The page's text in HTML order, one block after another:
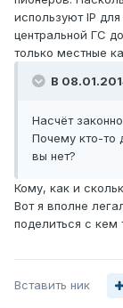
используют IP
центральной ГС
только местные
В
Насчёт
Почему кто-то
вы нет?
Кому, как и
Вот я вполне
поделиться с кем
Вставить ник